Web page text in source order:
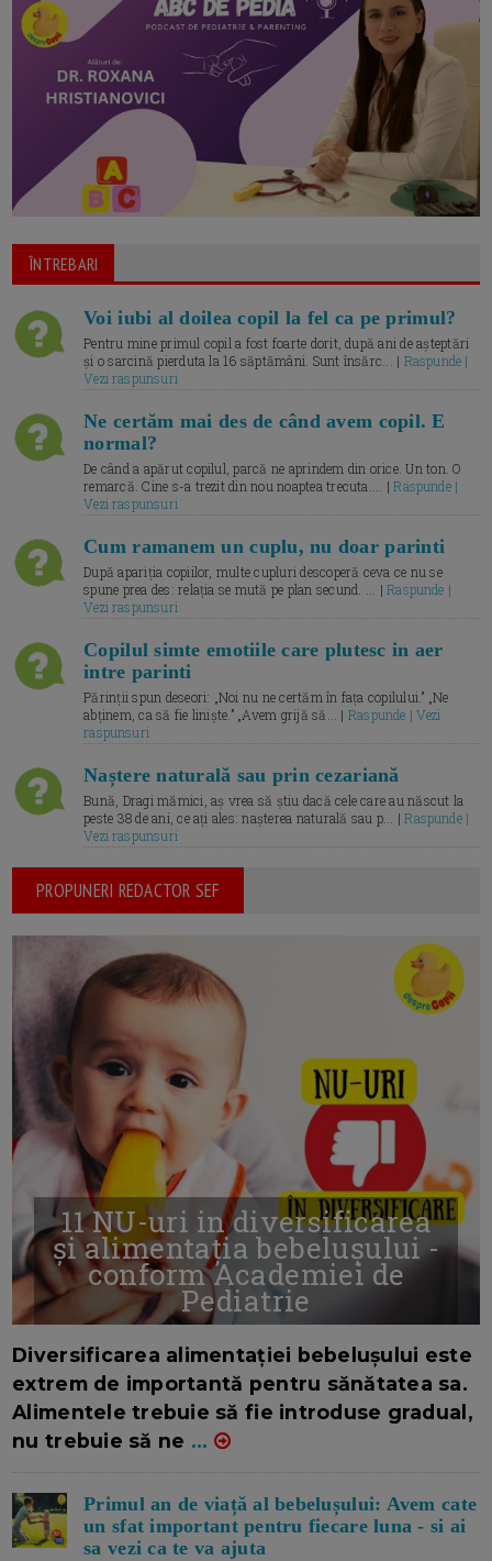
ÎNTREBARI
Voi iubi al doilea copil la fel ca pe primul?
Pentru mine primul copil a fost foarte dorit, după ani de așteptări
și o sarcină pierduta la 16 săptămâni. Sunt însărc... | Raspunde |
Vezi raspunsuri
Ne certăm mai des de când avem copil. E
normal?
De când a apărut copilul, parcă ne aprindem din orice. Un ton. O
remarcă. Cine s-a trezit din nou noaptea trecuta.... |Raspunde |
Vezi raspunsuri
Cum ramanem un cuplu, nu doar parinti
După apariția copiilor, multe cupluri descoperă ceva ce nu se
spune prea des: relația se mută pe plan secund. ... |Raspunde |
Vezi raspunsuri
Copilul simte emotiile care plutesc in aer
intre parinti
Părinții spun deseori: „Noi nu ne certăm în fața copilului.” „Ne
abținem, ca să fie liniște.” „Avem grijă să... | Raspunde | Vezi
raspunsuri
Naștere naturală sau prin cezariană
Bună, Dragi mămici, aș vrea să știu dacă cele care au născut la
peste 38 de ani, ce ați ales: nașterea naturală sau p... |Raspunde |
Vezi raspunsuri
PROPUNERI REDACTOR SEF
11 NU-uri in diversificarea
și alimentația bebelușului -
conform Academiei de
Pediatrie
Diversificarea alimentației bebelușului este
extrem de importantă pentru sănătatea sa.
Alimentele trebuie să fie introduse gradual,
nu trebuie să ne ...
Primul an de viață al bebelușului: Avem cate
un sfat important pentru fiecare luna - si ai
sa vezi ca te va ajuta